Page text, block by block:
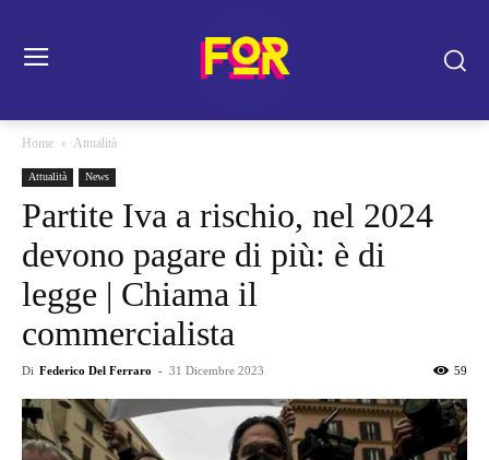
Home Attualità
Attualità News
Partite Iva a rischio, nel 2024
devono pagare di più: è di
legge | Chiama il
commercialista
Di Federico Del Ferraro - 31 Dicembre 2023 59